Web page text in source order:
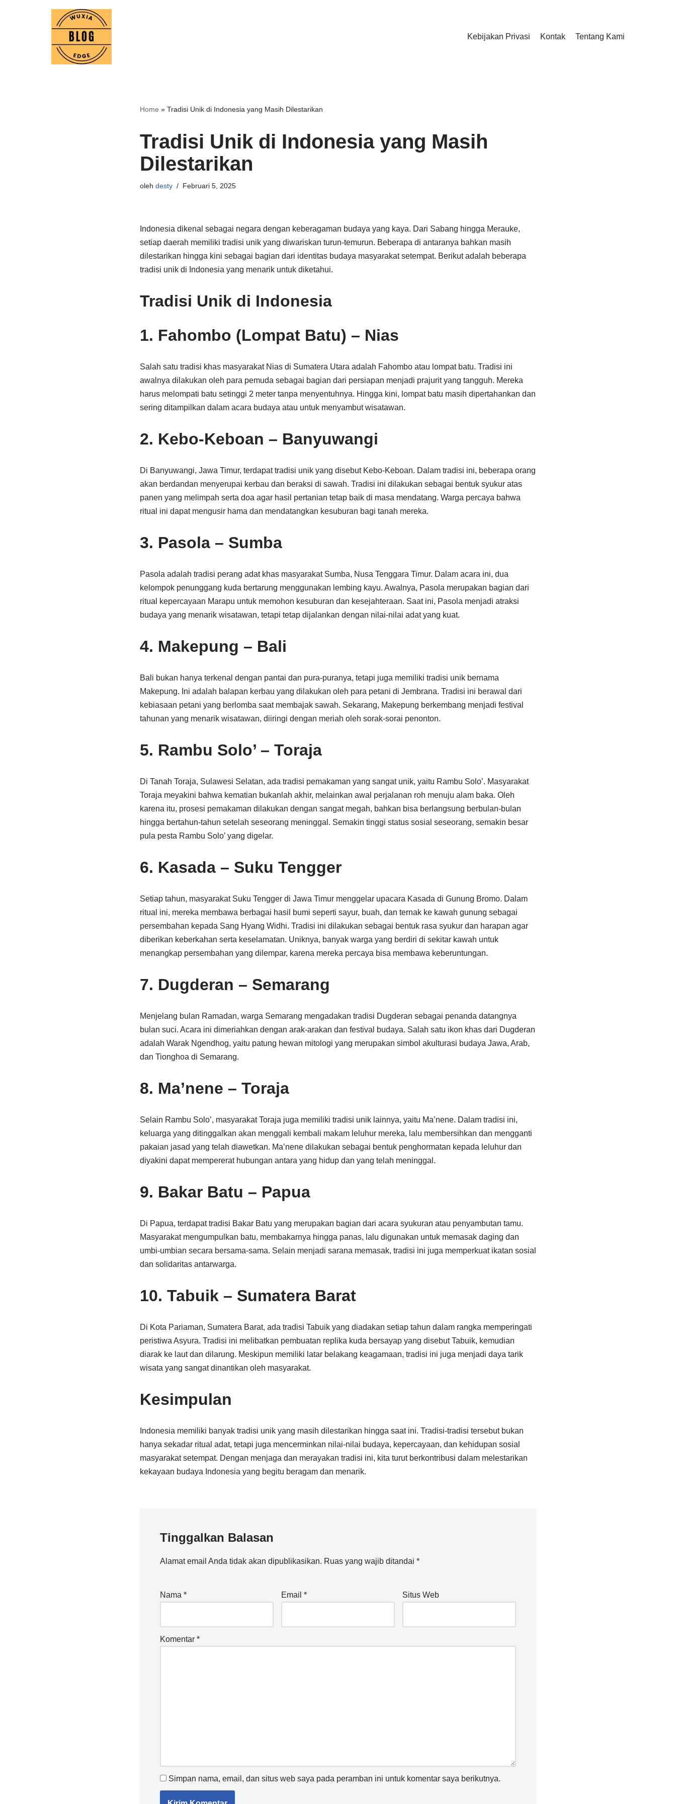
Kebijakan Privasi Kontak Tentang Kami
Home » Tradisi Unik di Indonesia yang Masih Dilestarikan
Tradisi Unik di Indonesia yang Masih
Dilestarikan
oleh desty Februari 5, 2025
Indonesia dikenal sebagai negara dengan keberagaman budaya yang kaya. Dari Sabang hingga Merauke,
setiap daerah memiliki tradisi unik yang diwariskan turun-temurun. Beberapa di antaranya bahkan masih
dilestarikan hingga kini sebagai bagian dari identitas budaya masyarakat setempat. Berikut adalah beberapa
tradisi unik di Indonesia yang menarik untuk diketahui.
Tradisi Unik di Indonesia
1. Fahombo (Lompat Batu) – Nias
Salah satu tradisi khas masyarakat Nias di Sumatera Utara adalah Fahombo atau lompat batu. Tradisi ini
awalnya dilakukan oleh para pemuda sebagai bagian dari persiapan menjadi prajurit yang tangguh. Mereka
harus melompati batu setinggi 2 meter tanpa menyentuhnya. Hingga kini, lompat batu masih dipertahankan dan
sering ditampilkan dalam acara budaya atau untuk menyambut wisatawan.
2. Kebo-Keboan – Banyuwangi
Di Banyuwangi, Jawa Timur, terdapat tradisi unik yang disebut Kebo-Keboan. Dalam tradisi ini, beberapa orang
akan berdandan menyerupai kerbau dan beraksi di sawah. Tradisi ini dilakukan sebagai bentuk syukur atas
panen yang melimpah serta doa agar hasil pertanian tetap baik di masa mendatang. Warga percaya bahwa
ritual ini dapat mengusir hama dan mendatangkan kesuburan bagi tanah mereka.
3. Pasola – Sumba
Pasola adalah tradisi perang adat khas masyarakat Sumba, Nusa Tenggara Timur. Dalam acara ini, dua
kelompok penunggang kuda bertarung menggunakan lembing kayu. Awalnya, Pasola merupakan bagian dari
ritual kepercayaan Marapu untuk memohon kesuburan dan kesejahteraan. Saat ini, Pasola menjadi atraksi
budaya yang menarik wisatawan, tetapi tetap dijalankan dengan nilai-nilai adat yang kuat.
4. Makepung – Bali
Bali bukan hanya terkenal dengan pantai dan pura-puranya, tetapi juga memiliki tradisi unik bernama
Makepung. Ini adalah balapan kerbau yang dilakukan oleh para petani di Jembrana. Tradisi ini berawal dari
kebiasaan petani yang berlomba saat membajak sawah. Sekarang, Makepung berkembang menjadi festival
tahunan yang menarik wisatawan, diiringi dengan meriah oleh sorak-sorai penonton.
5. Rambu Solo’ – Toraja
Di Tanah Toraja, Sulawesi Selatan, ada tradisi pemakaman yang sangat unik, yaitu Rambu Solo’. Masyarakat
Toraja meyakini bahwa kematian bukanlah akhir, melainkan awal perjalanan roh menuju alam baka. Oleh
karena itu, prosesi pemakaman dilakukan dengan sangat megah, bahkan bisa berlangsung berbulan-bulan
hingga bertahun-tahun setelah seseorang meninggal. Semakin tinggi status sosial seseorang, semakin besar
pula pesta Rambu Solo’ yang digelar.
6. Kasada – Suku Tengger
Setiap tahun, masyarakat Suku Tengger di Jawa Timur menggelar upacara Kasada di Gunung Bromo. Dalam
ritual ini, mereka membawa berbagai hasil bumi seperti sayur, buah, dan ternak ke kawah gunung sebagai
persembahan kepada Sang Hyang Widhi. Tradisi ini dilakukan sebagai bentuk rasa syukur dan harapan agar
diberikan keberkahan serta keselamatan. Uniknya, banyak warga yang berdiri di sekitar kawah untuk
menangkap persembahan yang dilempar, karena mereka percaya bisa membawa keberuntungan.
7. Dugderan – Semarang
Menjelang bulan Ramadan, warga Semarang mengadakan tradisi Dugderan sebagai penanda datangnya
bulan suci. Acara ini dimeriahkan dengan arak-arakan dan festival budaya. Salah satu ikon khas dari Dugderan
adalah Warak Ngendhog, yaitu patung hewan mitologi yang merupakan simbol akulturasi budaya Jawa, Arab,
dan Tionghoa di Semarang.
8. Ma’nene – Toraja
Selain Rambu Solo’, masyarakat Toraja juga memiliki tradisi unik lainnya, yaitu Ma’nene. Dalam tradisi ini,
keluarga yang ditinggalkan akan menggali kembali makam leluhur mereka, lalu membersihkan dan mengganti
pakaian jasad yang telah diawetkan. Ma’nene dilakukan sebagai bentuk penghormatan kepada leluhur dan
diyakini dapat mempererat hubungan antara yang hidup dan yang telah meninggal.
9. Bakar Batu – Papua
Di Papua, terdapat tradisi Bakar Batu yang merupakan bagian dari acara syukuran atau penyambutan tamu.
Masyarakat mengumpulkan batu, membakarnya hingga panas, lalu digunakan untuk memasak daging dan
umbi-umbian secara bersama-sama. Selain menjadi sarana memasak, tradisi ini juga memperkuat ikatan sosial
dan solidaritas antarwarga.
10. Tabuik – Sumatera Barat
Di Kota Pariaman, Sumatera Barat, ada tradisi Tabuik yang diadakan setiap tahun dalam rangka memperingati
peristiwa Asyura. Tradisi ini melibatkan pembuatan replika kuda bersayap yang disebut Tabuik, kemudian
diarak ke laut dan dilarung. Meskipun memiliki latar belakang keagamaan, tradisi ini juga menjadi daya tarik
wisata yang sangat dinantikan oleh masyarakat.
Kesimpulan
Indonesia memiliki banyak tradisi unik yang masih dilestarikan hingga saat ini. Tradisi-tradisi tersebut bukan
hanya sekadar ritual adat, tetapi juga mencerminkan nilai-nilai budaya, kepercayaan, dan kehidupan sosial
masyarakat setempat. Dengan menjaga dan merayakan tradisi ini, kita turut berkontribusi dalam melestarikan
kekayaan budaya Indonesia yang begitu beragam dan menarik.
Tinggalkan Balasan
Alamat email Anda tidak akan dipublikasikan. Ruas yang wajib ditandai *
Nama * Email * Situs Web
Komentar *
Simpan nama, email, dan situs web saya pada peramban ini untuk komentar saya berikutnya.